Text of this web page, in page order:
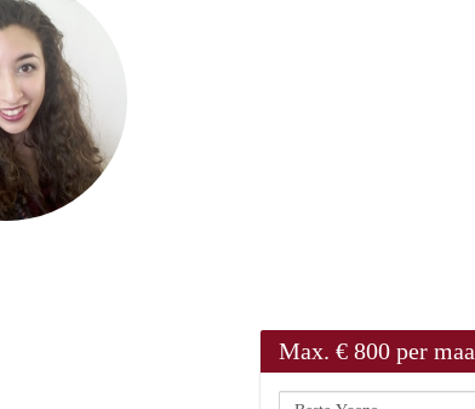
is Appartement-DenHaag?
kost het om te reageren op een Appartement in Den Haag?
is de privacyverklaring van Appartement-DenHaag?
Appartement-DenHaag
bemiddelingsvergoeding?
veelgestelde vragen
Max. € 800 per